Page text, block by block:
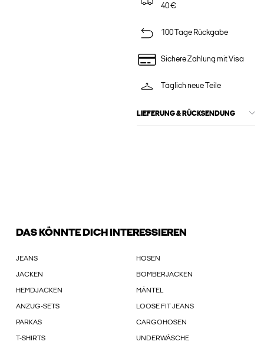
40 €
100 Tage Rückgabe
Sichere Zahlung mit Visa
Täglich neue Teile
LIEFERUNG & RÜCKSENDUNG
DAS KÖNNTE DICH INTERESSIEREN
JEANS HOSEN
JACKEN BOMBERJACKEN
HEMDJACKEN MÄNTEL
ANZUG-SETS LOOSE FIT JEANS
PARKAS CARGOHOSEN
T-SHIRTS UNDERWÄSCHE